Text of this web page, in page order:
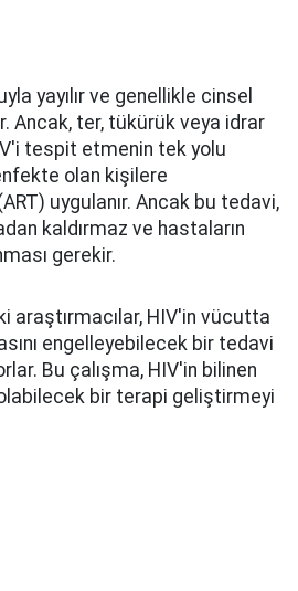
yayılır ve genellikle cinsel
Ancak, ter, tükürük veya idrar
tespit etmenin tek yolu
olan kişilere
uygulanır. Ancak bu tedavi,
kaldırmaz ve hastaların
gerekir.
araştırmacılar, HIV'in vücutta
engelleyebilecek bir tedavi
Bu çalışma, HIV'in bilinen
bir terapi geliştirmeyi